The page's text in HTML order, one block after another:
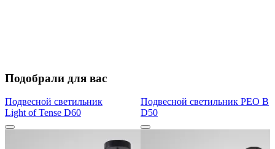
Подобрали для вас
Подвесной светильник
Light of Tense D60
Подвесной светильник PEO B
D50